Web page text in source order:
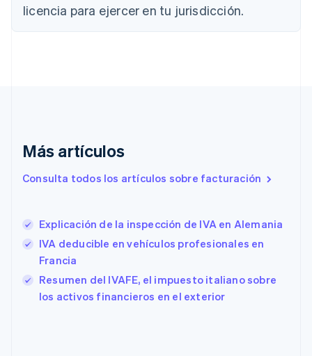
licencia para ejercer en tu jurisdicción.
Más artículos
Consulta todos los artículos sobre facturación
Explicación de la inspección de IVA en Alemania
IVA deducible en vehículos profesionales en
Francia
Resumen del IVAFE, el impuesto italiano sobre
los activos financieros en el exterior
Chipre
Croacia
Eslovenia
España
EnglishEspañol简体中文
English
Finlandia
EnglishSvenska
Francia